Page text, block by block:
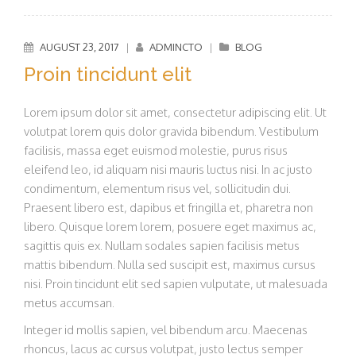
AUGUST 23, 2017 | ADMINCTO | BLOG
Proin tincidunt elit
Lorem ipsum dolor sit amet, consectetur adipiscing elit. Ut
volutpat lorem quis dolor gravida bibendum. Vestibulum
facilisis, massa eget euismod molestie, purus risus
eleifend leo, id aliquam nisi mauris luctus nisi. In ac justo
condimentum, elementum risus vel, sollicitudin dui.
Praesent libero est, dapibus et fringilla et, pharetra non
libero. Quisque lorem lorem, posuere eget maximus ac,
sagittis quis ex. Nullam sodales sapien facilisis metus
mattis bibendum. Nulla sed suscipit est, maximus cursus
nisi. Proin tincidunt elit sed sapien vulputate, ut malesuada
metus accumsan.
Integer id mollis sapien, vel bibendum arcu. Maecenas
rhoncus, lacus ac cursus volutpat, justo lectus semper